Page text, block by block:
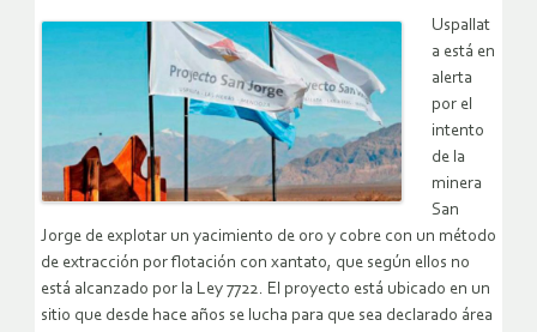
Uspallat
a está en
alerta
por el
intento
de la
minera
San
Jorge de explotar un yacimiento de oro y cobre con un método
de extracción por flotación con xantato, que según ellos no
está alcanzado por la Ley 7722. El proyecto está ubicado en un
sitio que desde hace años se lucha para que sea declarado área